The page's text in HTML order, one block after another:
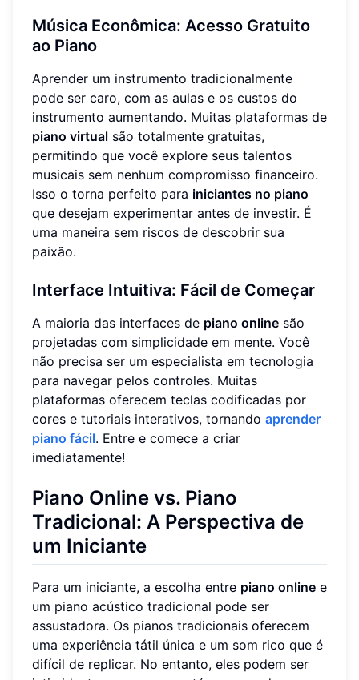
Música Econômica: Acesso Gratuito
ao Piano
Aprender um instrumento tradicionalmente
pode ser caro, com as aulas e os custos do
instrumento aumentando. Muitas plataformas de
piano virtual são totalmente gratuitas,
permitindo que você explore seus talentos
musicais sem nenhum compromisso financeiro.
Isso o torna perfeito para iniciantes no piano
que desejam experimentar antes de investir. É
uma maneira sem riscos de descobrir sua
paixão.
Interface Intuitiva: Fácil de Começar
A maioria das interfaces de piano online são
projetadas com simplicidade em mente. Você
não precisa ser um especialista em tecnologia
para navegar pelos controles. Muitas
plataformas oferecem teclas codificadas por
cores e tutoriais interativos, tornando aprender
piano fácil. Entre e comece a criar
imediatamente!
Piano Online vs. Piano
Tradicional: A Perspectiva de
um Iniciante
Para um iniciante, a escolha entre piano online e
um piano acústico tradicional pode ser
assustadora. Os pianos tradicionais oferecem
uma experiência tátil única e um som rico que é
difícil de replicar. No entanto, eles podem ser